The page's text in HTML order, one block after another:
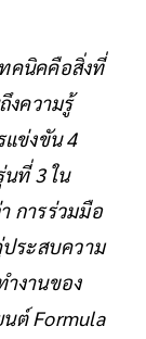
คนิคคือสิ่งที่
งความรู้
ข่งขัน 4
ที่ 3 ใน
การร่วมมือ
ระสบความ
งานของ
นต์ Formula